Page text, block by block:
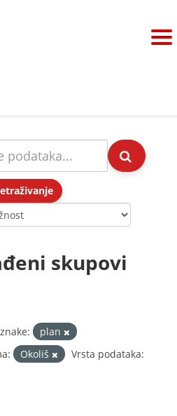
skupovi
plan
Okoliš
Vrsta podataka: